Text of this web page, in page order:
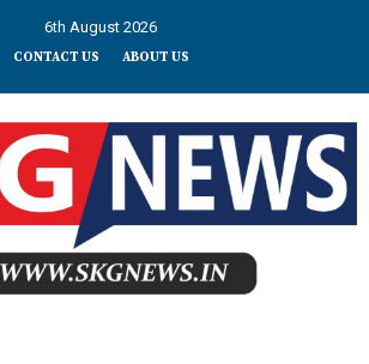
6th August 2026
CONTACT US ABOUT US